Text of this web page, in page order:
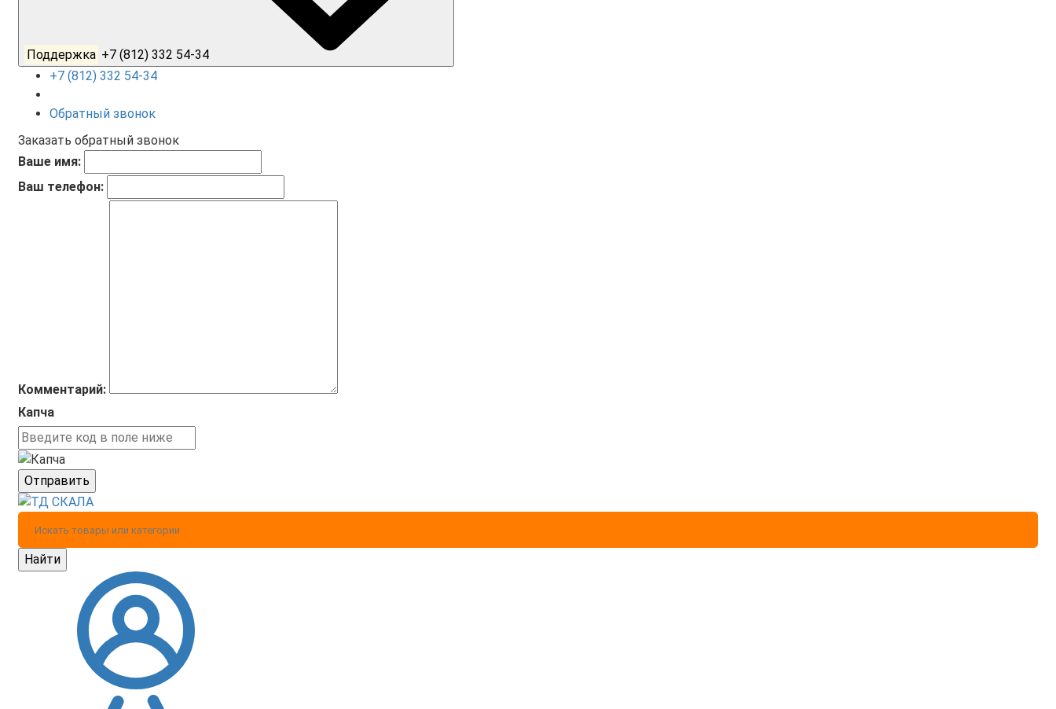
Поддержка +7 (812) 332 54-34
+7 (812) 332 54-34
Обратный звонок
Заказать обратный звонок
Ваше имя:
Ваш телефон:
Комментарий:
Капча
Отправить
Найти